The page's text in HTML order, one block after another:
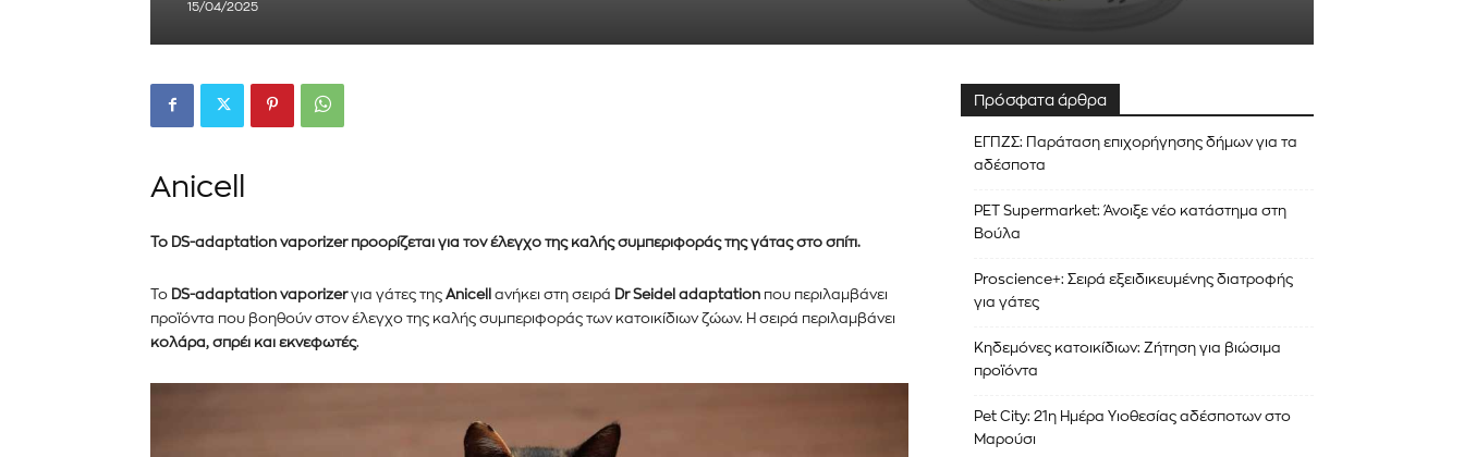
Εγγραφείτε στο Newsletter του
15/04/2025
Anicell
Το DS-adaptation vaporizer προορίζεται για τον έλεγχο της καλής συμπεριφοράς της γάτας στο σπίτι.
Το DS-adaptation vaporizerγια γάτες της Anicell ανήκει στη σειρά Dr Seidel adaptation που περιλαμβάνει
προϊόντα που βοηθούν στον έλεγχο της καλής συμπεριφοράς των κατοικίδιων ζώων. Η σειρά περιλαμβάνει
κολάρα, σπρέι και εκνεφωτές.
Πρόσφατα άρθρα
ΕΓΠΖΣ: Παράταση επιχορήγησης δήμων για τα
αδέσποτα
PET Supermarket: Άνοιξε νέο κατάστημα στη
Βούλα
Proscience+: Σειρά εξειδικευμένης διατροφής
για γάτες
Κηδεμόνες κατοικίδιων: Ζήτηση για βιώσιμα
προϊόντα
Pet City: 21η Ημέρα Υιοθεσίας αδέσποτων στο
Μαρούσι